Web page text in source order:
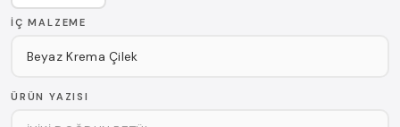
İÇ MALZEME
ÜRÜN YAZISI